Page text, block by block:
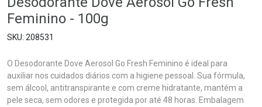
Feminino - 100g
208531
O Desodorante Dove Aerosol Go Fresh Feminino é ideal para
auxiliar nos cuidados diários com a higiene pessoal. Sua fórmula,
sem álcool, antitranspirante e com creme hidratante, mantém a
pele seca, sem odores e protegida por até 48 horas. Embalagem